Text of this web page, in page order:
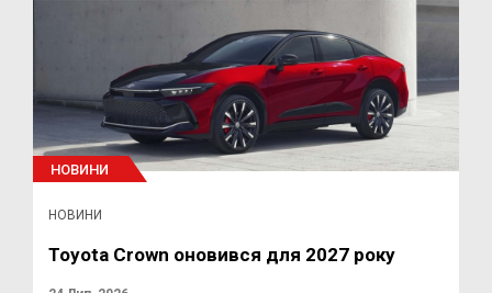
НОВИНИ
НОВИНИ
Toyota Crown оновився для 2027 року